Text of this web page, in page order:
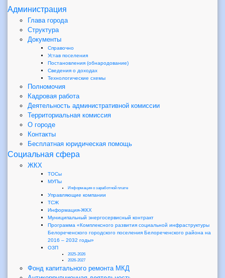
Администрация
Глава города
Структура
Документы
Справочно
Устав поселения
Постановления (обнародование)
Сведения о доходах
Технологические схемы
Полномочия
Кадровая работа
Деятельность административной комиссии
Территориальная комиссия
О городе
Контакты
Бесплатная юридическая помощь
Социальная сфера
ЖКХ
ТОСы
МУПы
Информация о заработной плате
Управляющие компании
ТСЖ
Информация-ЖКХ
Муниципальный энергосервисный контракт
Программа «Комплексного развития социальной инфраструктуры
Белореченского городского поселения Белореченского района на
2016 – 2032 годы»
ОЗП
2025-2026
2026-2027
Фонд капитального ремонта МКД